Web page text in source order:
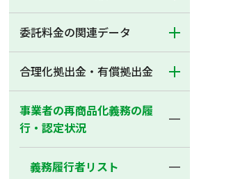
委託料金の関連データ
合理化拠出金・有償拠出金
事業者の再商品化義務の履
行・認定状況
義務履行者リスト